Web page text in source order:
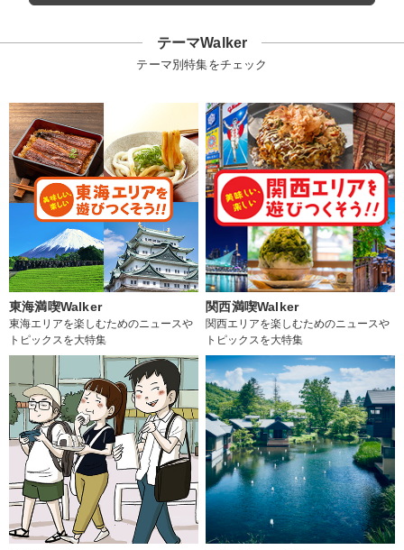
テーマWalker
テーマ別特集をチェック
東海満喫Walker
東海エリアを楽しむためのニュースや
トピックスを大特集
関西満喫Walker
関西エリアを楽しむためのニュースや
トピックスを大特集